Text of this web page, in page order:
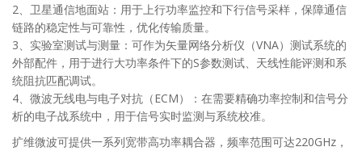
2、卫星通信地面站：用于上行功率监控和下行信号采样，保障通信
链路的稳定性与可靠性，优化传输质量。
3、实验室测试与测量：可作为矢量网络分析仪（VNA）测试系统的
外部配件，用于进行大功率条件下的S参数测试、天线性能评测和系
统阻抗匹配调试。
4、微波无线电与电子对抗（ECM）：在需要精确功率控制和信号分
析的电子战系统中，用于信号实时监测与系统校准。
扩维微波可提供一系列宽带高功率耦合器，频率范围可达220GHz，